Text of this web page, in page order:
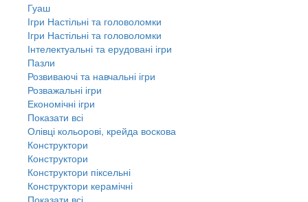
Гуаш
Ігри Настільні та головоломки
Ігри Настільні та головоломки
Інтелектуальні та ерудовані ігри
Пазли
Розвиваючі та навчальні ігри
Розважальні ігри
Економічні ігри
Показати всі
Олівці кольорові, крейда воскова
Конструктори
Конструктори
Конструктори піксельні
Конструктори керамічні